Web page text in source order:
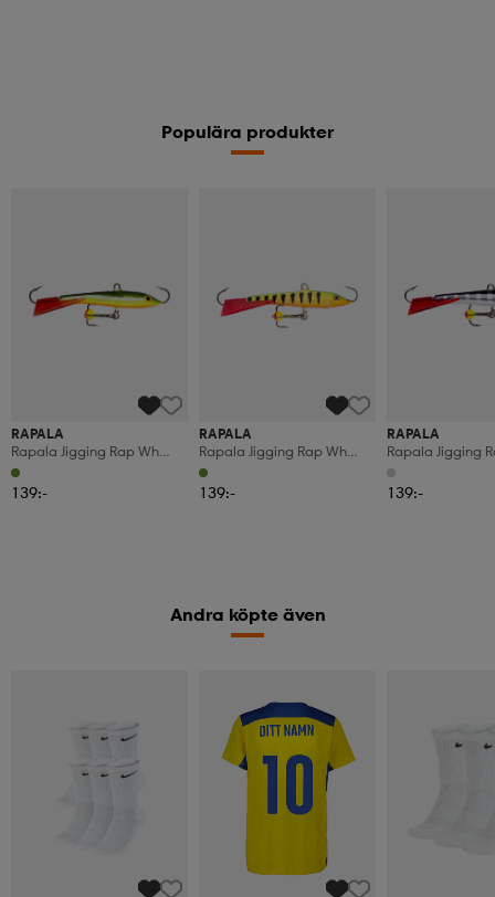
Populära produkter
RAPALA
Rapala Jigging Rap Wh
5cm 9g Byr
139:-
RAPALA
Rapala Jigging Rap Wh
5cm 9g P
139:-
RAPALA
Rapala Jigging
5cm 9g Stbs
139:-
Andra köpte även